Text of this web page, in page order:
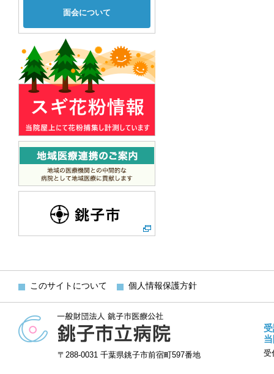
面会について
このサイトについて 個人情報保護方針
〒288-0031 千葉県銚子市前宿町597番地 受